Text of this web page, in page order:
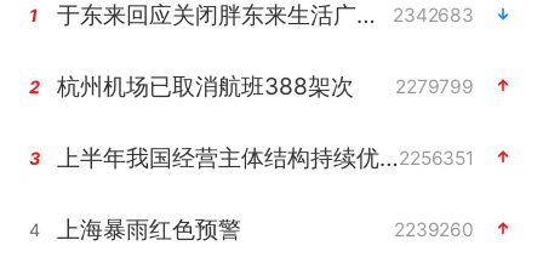
1 于东来回应关闭胖东来生活广场店 2342683
2 杭州机场已取消航班388架次 2279799
3 上半年我国经营主体结构持续优化2256351
4 上海暴雨红色预警 2239260